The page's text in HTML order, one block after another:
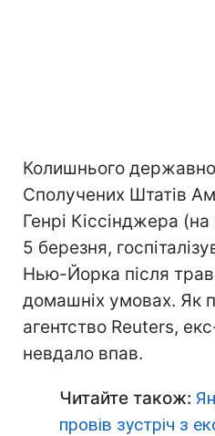
Колишнього
Сполучених Штатів
Генрі Кіссінджера (на
5 березня,
Нью-Йорка після
домашніх умовах. Як
агентство Reuters,
невдало впав.
Читайте також:
провів зустріч з